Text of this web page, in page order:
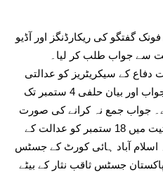
گفتگو کی ریکارڈنگز اور آڈیو
سے جواب طلب کر لیا۔
دفاع کے سیکریٹریز کو عدالتی
سوالات کی روشنی میں مفصل جواب اور بیان حلفی 4 ستمبر تک
جواب جمع نہ کرانے کی صورت
میں تینوں سیکریٹریز کو ذاتی حیثیت میں 18 ستمبر کو عدالت کے
اسلام آباد ہائی کورٹ کے جسٹس
جسٹس ثاقب نثار کے بیٹے